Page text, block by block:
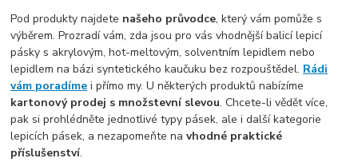
Pod produkty najdete našeho průvodce, který vám pomůže s
výběrem. Prozradí vám, zda jsou pro vás vhodnější balicí lepicí
pásky s akrylovým, hot-meltovým, solventním lepidlem nebo
lepidlem na bázi syntetického kaučuku bez rozpouštědel. Rádi
vám poradíme i přímo my. U některých produktů nabízíme
kartonový prodej s množstevní slevou. Chcete-li vědět více,
pak si prohlédněte jednotlivé typy pásek, ale i další kategorie
lepicích pásek, a nezapomeňte navhodné praktické
příslušenství.